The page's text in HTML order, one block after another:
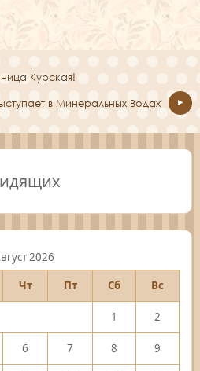
Курская!
в Минеральных Водах
2026
Чт Пт Сб Вс
1 2
6 7 8 9